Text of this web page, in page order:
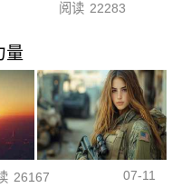
阅读 22283
量
26167 07-11